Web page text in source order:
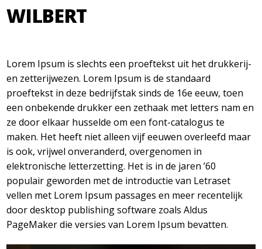
WILBERT
Lorem Ipsum is slechts een proeftekst uit het drukkerij-
en zetterijwezen. Lorem Ipsum is de standaard
proeftekst in deze bedrijfstak sinds de 16e eeuw, toen
een onbekende drukker een zethaak met letters nam en
ze door elkaar husselde om een font-catalogus te
maken. Het heeft niet alleen vijf eeuwen overleefd maar
is ook, vrijwel onveranderd, overgenomen in
elektronische letterzetting. Het is in de jaren ’60
populair geworden met de introductie van Letraset
vellen met Lorem Ipsum passages en meer recentelijk
door desktop publishing software zoals Aldus
PageMaker die versies van Lorem Ipsum bevatten.